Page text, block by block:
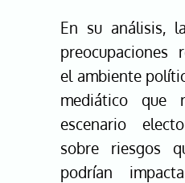
En su análisis,
preocupaciones
el ambiente
mediático que
escenario
sobre riesgos
podrían